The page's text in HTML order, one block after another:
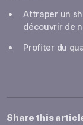
Attraper un
découvrir de
Profiter du
Share this